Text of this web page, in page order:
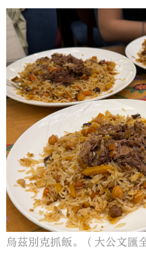
烏茲別克抓飯。（大公文匯